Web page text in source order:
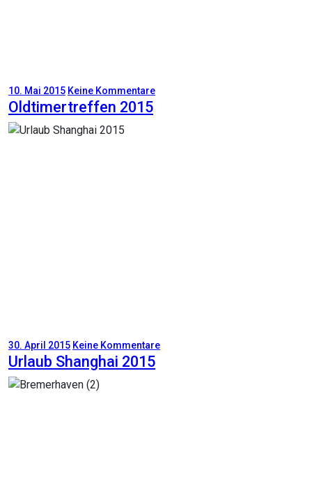
10. Mai 2015 Keine Kommentare
Oldtimertreffen 2015
30. April 2015 Keine Kommentare
Urlaub Shanghai 2015